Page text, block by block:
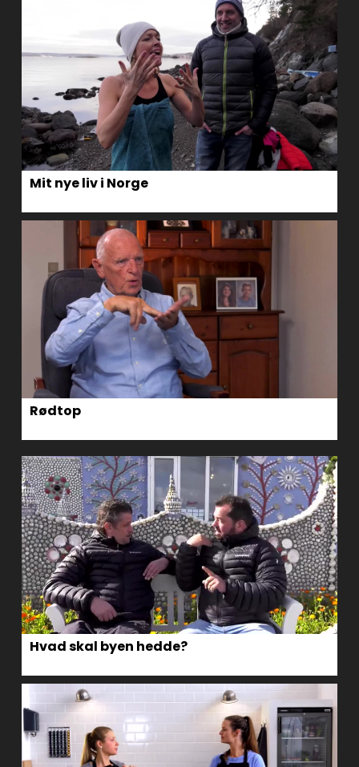
Mit nye liv i Norge
Rødtop
Hvad skal byen hedde?